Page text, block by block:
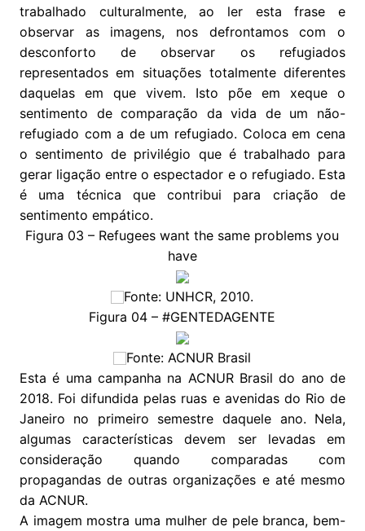
trabalhado culturalmente, ao ler esta frase e
observar as imagens, nos defrontamos com o
desconforto de observar os refugiados
representados em situações totalmente diferentes
daquelas em que vivem. Isto põe em xeque o
sentimento de comparação da vida de um não-
refugiado com a de um refugiado. Coloca em cena
o sentimento de privilégio que é trabalhado para
gerar ligação entre o espectador e o refugiado. Esta
é uma técnica que contribui para criação de
sentimento empático.
Figura 03 – Refugees want the same problems you
have
Fonte: UNHCR, 2010.
Figura 04 – #GENTEDAGENTE
Fonte: ACNUR Brasil
Esta é uma campanha na ACNUR Brasil do ano de
2018. Foi difundida pelas ruas e avenidas do Rio de
Janeiro no primeiro semestre daquele ano. Nela,
algumas características devem ser levadas em
consideração quando comparadas com
propagandas de outras organizações e até mesmo
da ACNUR.
A imagem mostra uma mulher de pele branca, bem-